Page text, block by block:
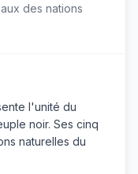
des nations
l'unité du
noir. Ses cinq
naturelles du